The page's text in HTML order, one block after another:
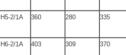
2/1A 360 280 335
2/1A 403 309 370